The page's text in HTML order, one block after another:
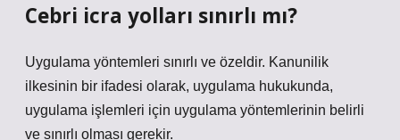
Cebri icra yolları sınırlı mı?
Uygulama yöntemleri sınırlı ve özeldir. Kanunilik
ilkesinin bir ifadesi olarak, uygulama hukukunda,
uygulama işlemleri için uygulama yöntemlerinin belirli
ve sınırlı olması gerekir.